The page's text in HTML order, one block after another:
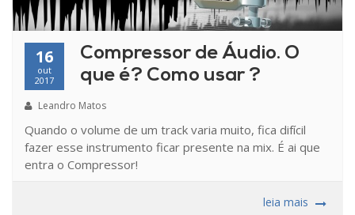
16
out
2017
Compressor de Áudio. O
que é? Como usar ?
Leandro Matos
Quando o volume de um track varia muito, fica difícil
fazer esse instrumento ficar presente na mix. É ai que
entra o Compressor!
leia mais